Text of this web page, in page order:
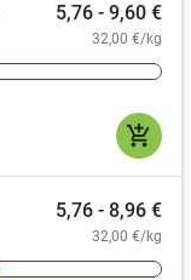
5,76 - 9,60 €
32,00 €/kg
add_shopping_cart
5,76 - 8,96 €
32,00 €/kg